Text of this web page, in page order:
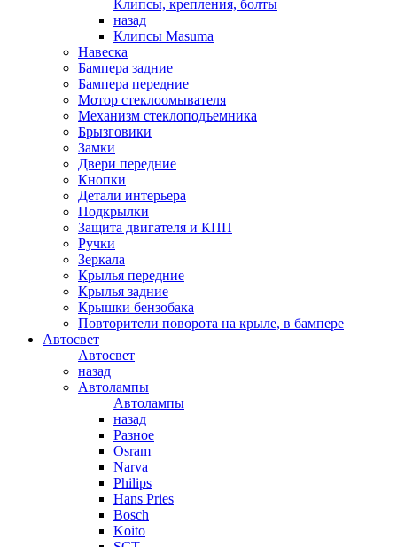
Клипсы, крепления, болты
назад
Клипсы Masuma
Навеска
Бампера задние
Бампера передние
Мотор стеклоомывателя
Механизм стеклоподъемника
Брызговики
Замки
Двери передние
Кнопки
Детали интерьера
Подкрылки
Защита двигателя и КПП
Ручки
Зеркала
Крылья передние
Крылья задние
Крышки бензобака
Повторители поворота на крыле, в бампере
Автосвет
Автосвет
назад
Автолампы
Автолампы
назад
Разное
Osram
Narva
Philips
Hans Pries
Bosch
Koito